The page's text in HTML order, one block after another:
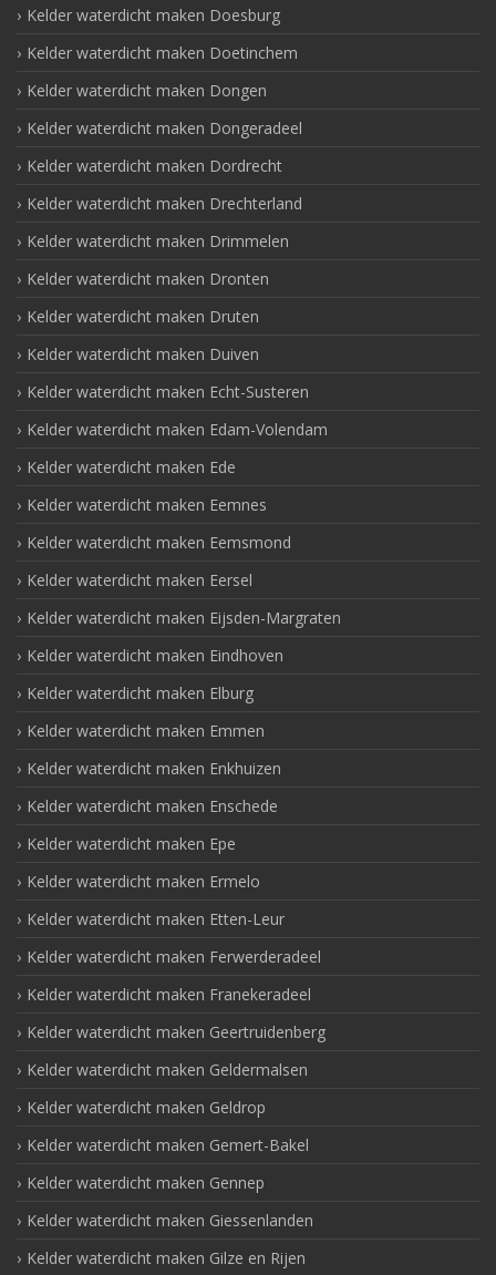
Kelder waterdicht maken Doesburg
Kelder waterdicht maken Doetinchem
Kelder waterdicht maken Dongen
Kelder waterdicht maken Dongeradeel
Kelder waterdicht maken Dordrecht
Kelder waterdicht maken Drechterland
Kelder waterdicht maken Drimmelen
Kelder waterdicht maken Dronten
Kelder waterdicht maken Druten
Kelder waterdicht maken Duiven
Kelder waterdicht maken Echt-Susteren
Kelder waterdicht maken Edam-Volendam
Kelder waterdicht maken Ede
Kelder waterdicht maken Eemnes
Kelder waterdicht maken Eemsmond
Kelder waterdicht maken Eersel
Kelder waterdicht maken Eijsden-Margraten
Kelder waterdicht maken Eindhoven
Kelder waterdicht maken Elburg
Kelder waterdicht maken Emmen
Kelder waterdicht maken Enkhuizen
Kelder waterdicht maken Enschede
Kelder waterdicht maken Epe
Kelder waterdicht maken Ermelo
Kelder waterdicht maken Etten-Leur
Kelder waterdicht maken Ferwerderadeel
Kelder waterdicht maken Franekeradeel
Kelder waterdicht maken Geertruidenberg
Kelder waterdicht maken Geldermalsen
Kelder waterdicht maken Geldrop
Kelder waterdicht maken Gemert-Bakel
Kelder waterdicht maken Gennep
Kelder waterdicht maken Giessenlanden
Kelder waterdicht maken Gilze en Rijen